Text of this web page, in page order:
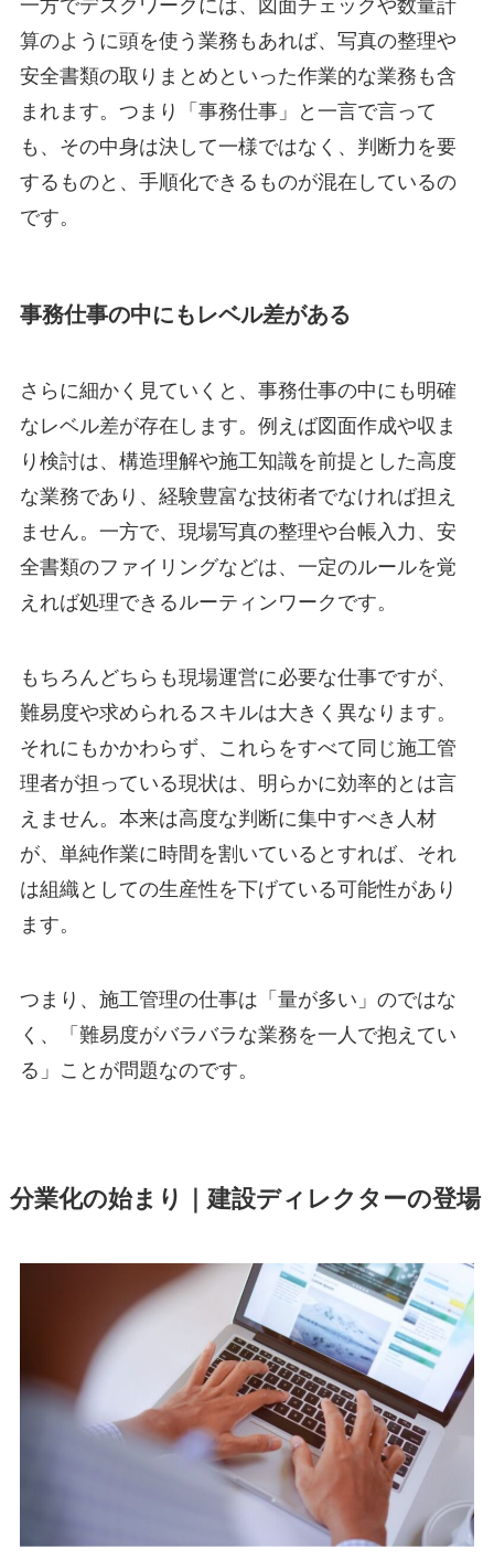
一方でデスクワークには、図面チェックや数量計
算のように頭を使う業務もあれば、写真の整理や
安全書類の取りまとめといった作業的な業務も含
まれます。つまり「事務仕事」と一言で言って
も、その中身は決して一様ではなく、判断力を要
するものと、手順化できるものが混在しているの
です。
事務仕事の中にもレベル差がある
さらに細かく見ていくと、事務仕事の中にも明確
なレベル差が存在します。例えば図面作成や収ま
り検討は、構造理解や施工知識を前提とした高度
な業務であり、経験豊富な技術者でなければ担え
ません。一方で、現場写真の整理や台帳入力、安
全書類のファイリングなどは、一定のルールを覚
えれば処理できるルーティンワークです。
もちろんどちらも現場運営に必要な仕事ですが、
難易度や求められるスキルは大きく異なります。
それにもかかわらず、これらをすべて同じ施工管
理者が担っている現状は、明らかに効率的とは言
えません。本来は高度な判断に集中すべき人材
が、単純作業に時間を割いているとすれば、それ
は組織としての生産性を下げている可能性があり
ます。
つまり、施工管理の仕事は「量が多い」のではな
く、「難易度がバラバラな業務を一人で抱えてい
る」ことが問題なのです。
分業化の始まり｜建設ディレクターの登場